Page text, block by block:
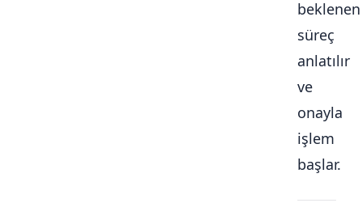
beklenen
süreç
anlatılır
ve
onayla
işlem
başlar.